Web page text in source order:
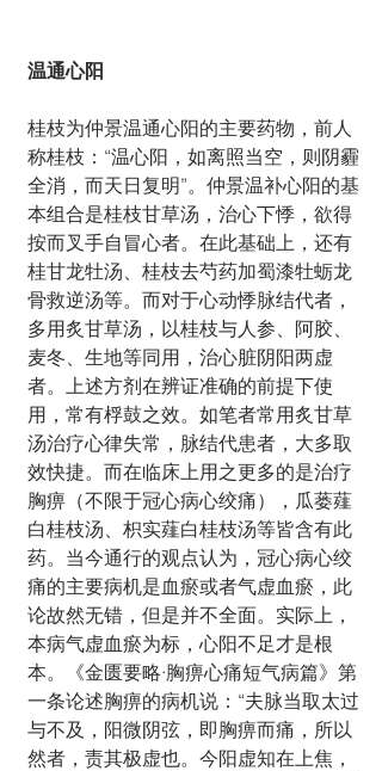
温通心阳
桂枝为仲景温通心阳的主要药物，前人
称桂枝：“温心阳，如离照当空，则阴霾
全消，而天日复明”。仲景温补心阳的基
本组合是桂枝甘草汤，治心下悸，欲得
按而叉手自冒心者。在此基础上，还有
桂甘龙牡汤、桂枝去芍药加蜀漆牡蛎龙
骨救逆汤等。而对于心动悸脉结代者，
多用炙甘草汤，以桂枝与人参、阿胶、
麦冬、生地等同用，治心脏阴阳两虚
者。上述方剂在辨证准确的前提下使
用，常有桴鼓之效。如笔者常用炙甘草
汤治疗心律失常，脉结代患者，大多取
效快捷。而在临床上用之更多的是治疗
胸痹（不限于冠心病心绞痛），瓜蒌薤
白桂枝汤、枳实薤白桂枝汤等皆含有此
药。当今通行的观点认为，冠心病心绞
痛的主要病机是血瘀或者气虚血瘀，此
论故然无错，但是并不全面。实际上，
本病气虚血瘀为标，心阳不足才是根
本。《金匮要略·胸痹心痛短气病篇》第
一条论述胸痹的病机说：“夫脉当取太过
与不及，阳微阴弦，即胸痹而痛，所以
然者，责其极虚也。今阳虚知在上焦，